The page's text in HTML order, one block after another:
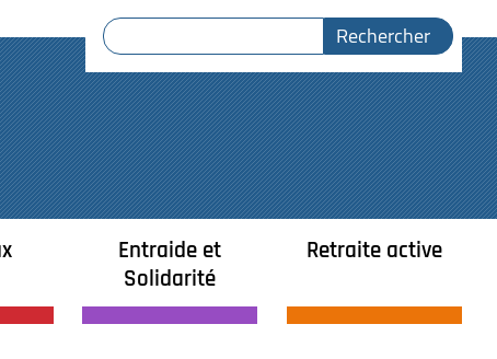
Entraide et
Solidarité
Retraite active